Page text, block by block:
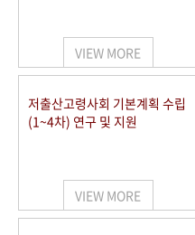
VIEW MORE
저출산고령사회 기본계획 수립
(1~4차) 연구 및 지원
VIEW MORE